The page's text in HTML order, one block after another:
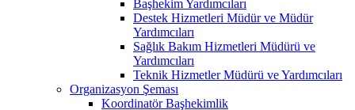
Başhekim Yardımcıları
Destek Hizmetleri Müdür ve Müdür
Yardımcıları
Sağlık Bakım Hizmetleri Müdürü ve
Yardımcıları
Teknik Hizmetler Müdürü ve Yardımcıları
Organizasyon Şeması
Koordinatör Başhekimlik